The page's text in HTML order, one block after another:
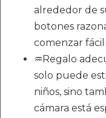
alrededor de
botones
comenzar
♒Regalo
solo puede
niños, sino
cámara está